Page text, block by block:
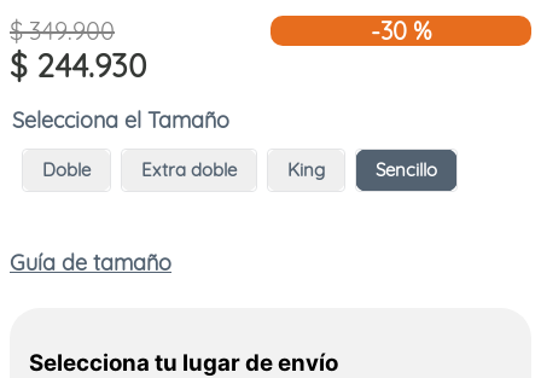
$ 349.900
$ 244.930
-30 %
Tamaño
Doble Extra doble King Sencillo
Guía de tamaño
Selecciona tu lugar de envío